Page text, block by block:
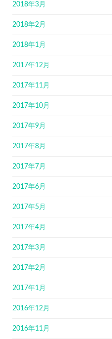
2018年3月
2018年2月
2018年1月
2017年12月
2017年11月
2017年10月
2017年9月
2017年8月
2017年7月
2017年6月
2017年5月
2017年4月
2017年3月
2017年2月
2017年1月
2016年12月
2016年11月